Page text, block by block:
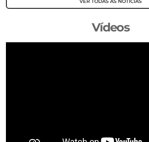
VER TODAS AS NOTÍCIAS
Vídeos